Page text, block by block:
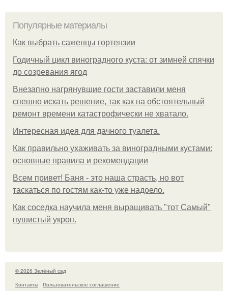
Популярные материалы
Как выбрать саженцы гортензии
Годичный цикл виноградного куста: от зимней спячки
до созревания ягод
Внезапно нагрянувшие гости заставили меня
спешно искать решение, так как на обстоятельный
ремонт времени катастрофически не хватало.
Интересная идея для дачного туалета.
Как правильно ухаживать за виноградными кустами:
основные правила и рекомендации
Всем привет! Баня - это наша страсть, но вот
таскаться по гостям как-то уже надоело.
Как соседка научила меня выращивать "тот Самый"
пушистый укроп.
© 2026 Зелёный сад
Контакты
Пользовательское соглашение